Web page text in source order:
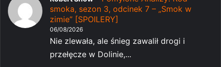
smoka, sezon 3, odcinek 7 – „Smok w
zimie” [SPOILERY]
06/08/2026
Nie zlewała, ale śnieg zawalił drogi i
przełęcze w Dolinie,...